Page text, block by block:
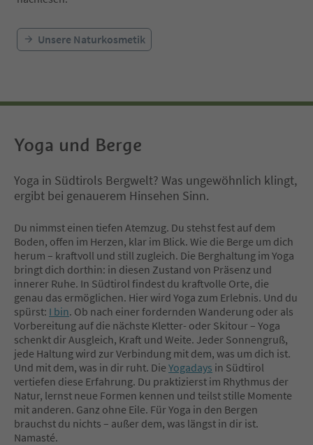
Unsere Naturkosmetik
Yoga und Berge
Yoga in Südtirols Bergwelt? Was ungewöhnlich klingt,
ergibt bei genauerem Hinsehen Sinn.
Du nimmst einen tiefen Atemzug. Du stehst fest auf dem
Boden, offen im Herzen, klar im Blick. Wie die Berge um dich
herum – kraftvoll und still zugleich. Die Berghaltung im Yoga
bringt dich dorthin: in diesen Zustand von Präsenz und
innerer Ruhe. In Südtirol findest du kraftvolle Orte, die
genau das ermöglichen. Hier wird Yoga zum Erlebnis. Und du
spürst: I bin. Ob nach einer fordernden Wanderung oder als
Vorbereitung auf die nächste Kletter- oder Skitour – Yoga
schenkt dir Ausgleich, Kraft und Weite. Jeder Sonnengruß,
jede Haltung wird zur Verbindung mit dem, was um dich ist.
Und mit dem, was in dir ruht. Die Yogadays in Südtirol
vertiefen diese Erfahrung. Du praktizierst im Rhythmus der
Natur, lernst neue Formen kennen und teilst stille Momente
mit anderen. Ganz ohne Eile. Für Yoga in den Bergen
brauchst du nichts – außer dem, was längst in dir ist.
Namasté.